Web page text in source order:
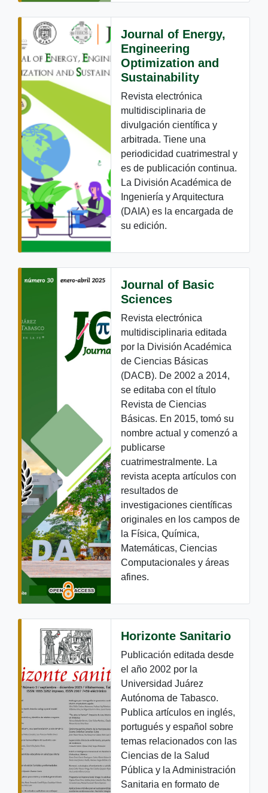
Journal of Energy,
Engineering
Optimization and
Sustainability
Revista electrónica
multidisciplinaria de
divulgación científica y
arbitrada. Tiene una
periodicidad cuatrimestral y
es de publicación continua.
La División Académica de
Ingeniería y Arquitectura
(DAIA) es la encargada de
su edición.
Journal of Basic
Sciences
Revista electrónica
multidisciplinaria editada
por la División Académica
de Ciencias Básicas
(DACB). De 2002 a 2014,
se editaba con el título
Revista de Ciencias
Básicas. En 2015, tomó su
nombre actual y comenzó a
publicarse
cuatrimestralmente. La
revista acepta artículos con
resultados de
investigaciones científicas
originales en los campos de
la Física, Química,
Matemáticas, Ciencias
Computacionales y áreas
afines.
Horizonte Sanitario
Publicación editada desde
el año 2002 por la
Universidad Juárez
Autónoma de Tabasco.
Publica artículos en inglés,
portugués y español sobre
temas relacionados con las
Ciencias de la Salud
Pública y la Administración
Sanitaria en formato de